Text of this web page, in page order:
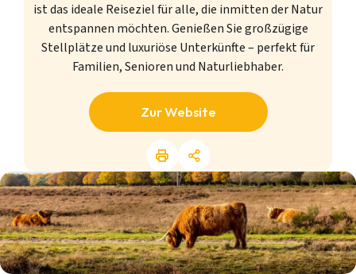
ist das ideale Reiseziel für alle, die inmitten der Natur
entspannen möchten. Genießen Sie großzügige
Stellplätze und luxuriöse Unterkünfte – perfekt für
Familien, Senioren und Naturliebhaber.
Zur Website